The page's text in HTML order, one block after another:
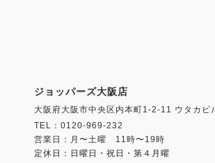
ジョッパーズ大阪店
大阪府大阪市中央区内本町1-2-11 ウタカビ
TEL：0120-969-232
営業日：月〜土曜 11時〜19時
定休日：日曜日・祝日・第４月曜